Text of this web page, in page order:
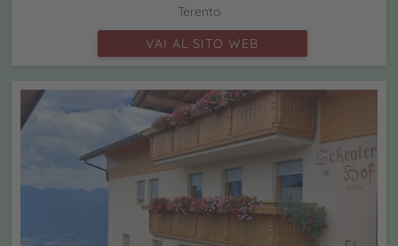
Terento
VAI AL SITO WEB